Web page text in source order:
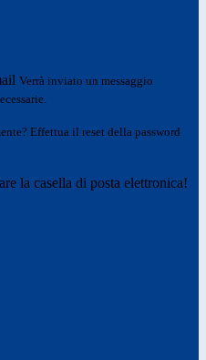
Verrà inviato un messaggio
Effettua il reset della password
la casella di posta elettronica!